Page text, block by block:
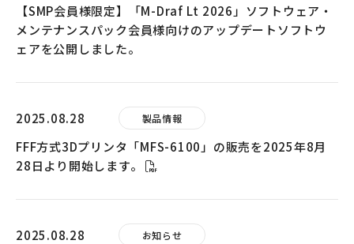
【SMP会員様限定】「M-Draf Lt 2026」ソフトウェア・
メンテナンスパック会員様向けのアップデートソフトウ
ェアを公開しました。
2025.08.28 製品情報
FFF方式3Dプリンタ「MFS-6100」の販売を2025年8月
28日より開始します。
2025.08.28 お知らせ